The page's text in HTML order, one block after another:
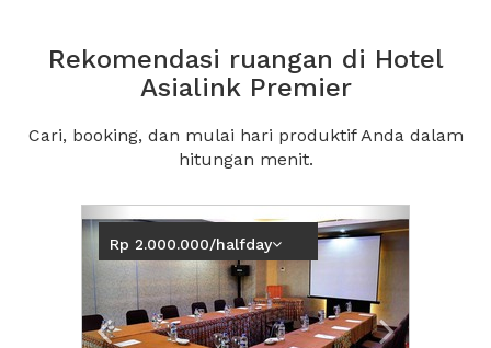
Rekomendasi ruangan di Hotel
Asialink Premier
Cari, booking, dan mulai hari produktif Anda dalam
hitungan menit.
Previous Next2
Rp 2.000.000/halfday